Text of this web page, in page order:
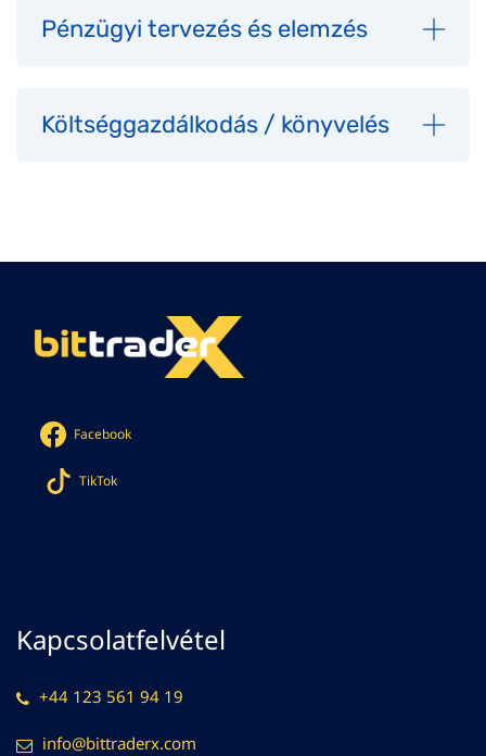
Pénzügyi tervezés és elemzés
Költséggazdálkodás / könyvelés
Facebook
TikTok
Kapcsolatfelvétel
+44 123 561 94 19
info@bittraderx.com